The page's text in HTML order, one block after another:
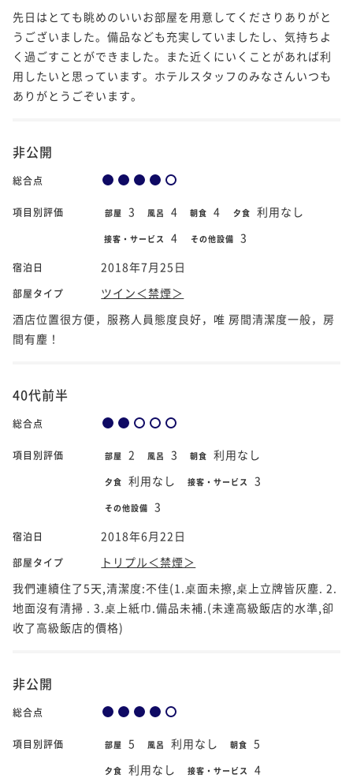
先日はとても眺めのいいお部屋を用意してくださりありがと
うございました。備品なども充実していましたし、気持ちよ
く過ごすことができました。また近くにいくことがあれば利
用したいと思っています。ホテルスタッフのみなさんいつも
ありがとうごぞいます。
非公開
総合点
項目別評価 部屋 3 風呂 4 朝食 4 夕食 利用なし
接客・サービス 4 その他設備 3
宿泊日 2018年7月25日
部屋タイプ
ツイン＜禁煙＞
酒店位置很方便，服務人員態度良好，唯 房間清潔度一般，房
間有麈！
40代前半
総合点
項目別評価 部屋 2 風呂 3 朝食 利用なし
夕食 利用なし 接客・サービス 3
その他設備 3
宿泊日 2018年6月22日
部屋タイプ
トリプル＜禁煙＞
我們連續住了5天,清潔度:不佳(1.桌面未擦,桌上立牌皆灰塵. 2.
地面沒有清掃 . 3.桌上紙巾.備品未補.(未達高級飯店的水準,卻
收了高級飯店的價格)
非公開
総合点
項目別評価 部屋 5 風呂 利用なし 朝食 5
夕食 利用なし 接客・サービス 4